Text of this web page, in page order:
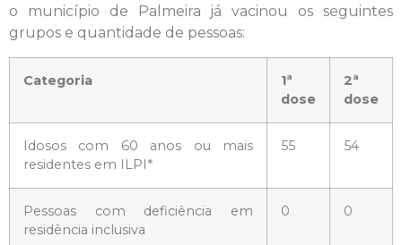
o município de Palmeira já vacinou os seguintes
grupos e quantidade de pessoas:
Categoria
1ª
dose
2ª
dose
Idosos com 60 anos ou mais
residentes em ILPI*
55 54
Pessoas com deficiência em
residência inclusiva
0 0